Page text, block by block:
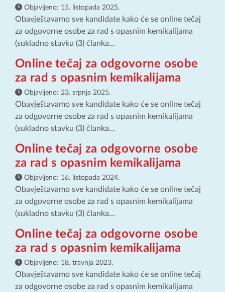
Objavljeno: 15. listopada 2025.
Obavještavamo sve kandidate kako će se online tečaj
za odgovorne osobe za rad s opasnim kemikalijama
(sukladno stavku (3) članka...
Online tečaj za odgovorne osobe
za rad s opasnim kemikalijama
Objavljeno: 23. srpnja 2025.
Obavještavamo sve kandidate kako će se online tečaj
za odgovorne osobe za rad s opasnim kemikalijama
(sukladno stavku (3) članka...
Online tečaj za odgovorne osobe
za rad s opasnim kemikalijama
Objavljeno: 16. listopada 2024.
Obavještavamo sve kandidate kako će se online tečaj
za odgovorne osobe za rad s opasnim kemikalijama
(sukladno stavku (3) članka...
Online tečaj za odgovorne osobe
za rad s opasnim kemikalijama
Objavljeno: 18. travnja 2023.
Obavještavamo sve kandidate kako će se online tečaj
za odgovorne osobe za rad s opasnim kemikalijama